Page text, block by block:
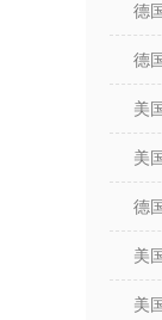
德
德
美
美
德
美
美